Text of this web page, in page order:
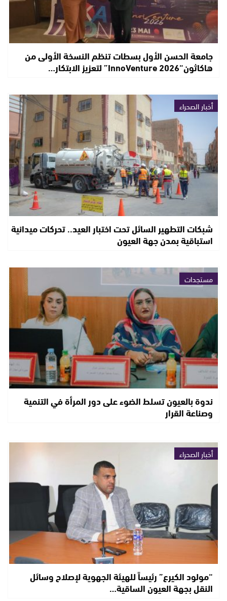
جامعة الحسن الأول بسطات تنظم النسخة الأولى من
هاكاثون“InnoVenture 2026” لتعزيز الابتكار…
أخبار الصحراء
شبكات التطهير السائل تحت اختبار العيد.. تحركات ميدانية
استباقية بمدن جهة العيون
مستجدات
ندوة بالعيون تسلط الضوء على دور المرأة في التنمية
وصناعة القرار
أخبار الصحراء
“مولود الكيرع” رئيساً للهيئة الجهوية لإصلاح وسائل
النقل بجهة العيون الساقية…